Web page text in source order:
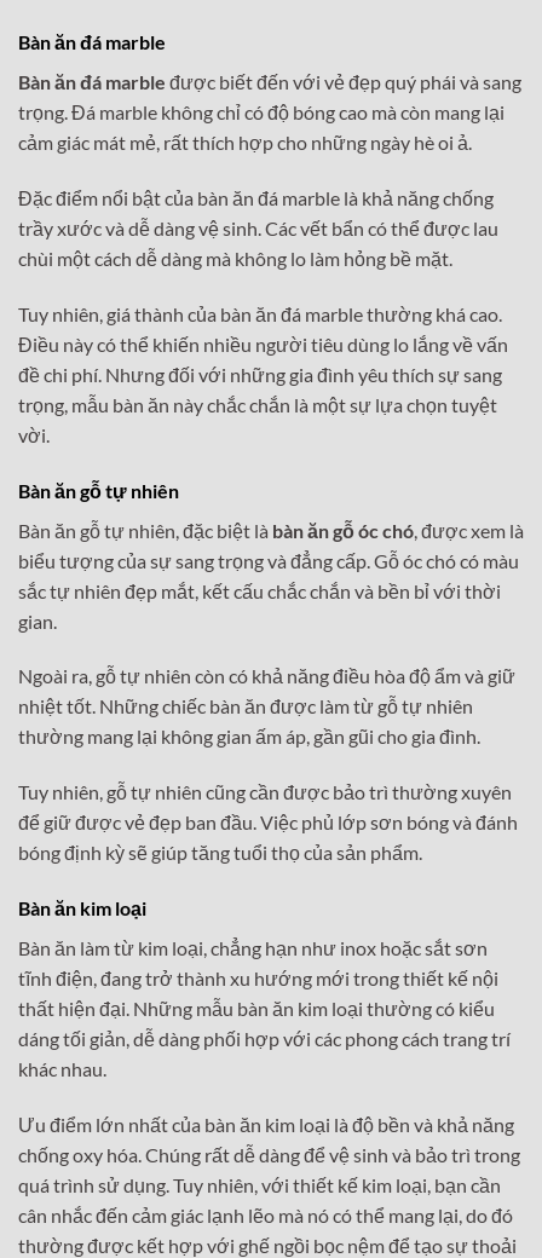
Bàn ăn đá marble
Bàn ăn đá marble được biết đến với vẻ đẹp quý phái và sang
trọng. Đá marble không chỉ có độ bóng cao mà còn mang lại
cảm giác mát mẻ, rất thích hợp cho những ngày hè oi ả.
Đặc điểm nổi bật của bàn ăn đá marble là khả năng chống
trầy xước và dễ dàng vệ sinh. Các vết bẩn có thể được lau
chùi một cách dễ dàng mà không lo làm hỏng bề mặt.
Tuy nhiên, giá thành của bàn ăn đá marble thường khá cao.
Điều này có thể khiến nhiều người tiêu dùng lo lắng về vấn
đề chi phí. Nhưng đối với những gia đình yêu thích sự sang
trọng, mẫu bàn ăn này chắc chắn là một sự lựa chọn tuyệt
vời.
Bàn ăn gỗ tự nhiên
Bàn ăn gỗ tự nhiên, đặc biệt là bàn ăn gỗ óc chó , được xem là
biểu tượng của sự sang trọng và đẳng cấp. Gỗ óc chó có màu
sắc tự nhiên đẹp mắt, kết cấu chắc chắn và bền bỉ với thời
gian.
Ngoài ra, gỗ tự nhiên còn có khả năng điều hòa độ ẩm và giữ
nhiệt tốt. Những chiếc bàn ăn được làm từ gỗ tự nhiên
thường mang lại không gian ấm áp, gần gũi cho gia đình.
Tuy nhiên, gỗ tự nhiên cũng cần được bảo trì thường xuyên
để giữ được vẻ đẹp ban đầu. Việc phủ lớp sơn bóng và đánh
bóng định kỳ sẽ giúp tăng tuổi thọ của sản phẩm.
Bàn ăn kim loại
Bàn ăn làm từ kim loại, chẳng hạn như inox hoặc sắt sơn
tĩnh điện, đang trở thành xu hướng mới trong thiết kế nội
thất hiện đại. Những mẫu bàn ăn kim loại thường có kiểu
dáng tối giản, dễ dàng phối hợp với các phong cách trang trí
khác nhau.
Ưu điểm lớn nhất của bàn ăn kim loại là độ bền và khả năng
chống oxy hóa. Chúng rất dễ dàng để vệ sinh và bảo trì trong
quá trình sử dụng. Tuy nhiên, với thiết kế kim loại, bạn cần
cân nhắc đến cảm giác lạnh lẽo mà nó có thể mang lại, do đó
thường được kết hợp với ghế ngồi bọc nệm để tạo sự thoải